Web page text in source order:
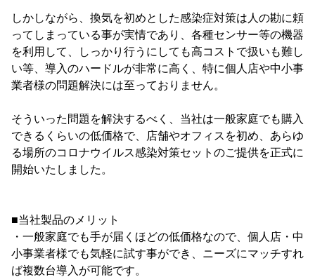
しかしながら、換気を初めとした感染症対策は人の勘に頼
ってしまっている事が実情であり、各種センサー等の機器
を利用して、しっかり行うにしても高コストで扱いも難し
い等、導入のハードルが非常に高く、特に個人店や中小事
業者様の問題解決には至っておりません。
そういった問題を解決するべく、当社は一般家庭でも購入
できるくらいの低価格で、店舗やオフィスを初め、あらゆ
る場所のコロナウイルス感染対策セットのご提供を正式に
開始いたしました。
■当社製品のメリット
・一般家庭でも手が届くほどの低価格なので、個人店・中
小事業者様でも気軽に試す事ができ、ニーズにマッチすれ
ば複数台導入が可能です。